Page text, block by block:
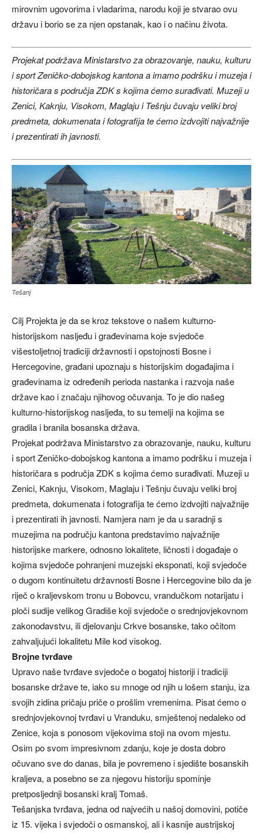
mirovnim ugovorima i vladarima, narodu koji je stvarao ovu
državu i borio se za njen opstanak, kao i o načinu života.
Projekat podržava Ministarstvo za obrazovanje, nauku, kulturu
i sport Zeničko-dobojskog kantona a imamo podršku i muzeja i
historičara s područja ZDK s kojima ćemo surađivati. Muzeji u
Zenici, Kaknju, Visokom, Maglaju i Tešnju čuvaju veliki broj
predmeta, dokumenata i fotografija te ćemo izdvojiti najvažnije
i prezentirati ih javnosti.
Tešanj
Cilj Projekta je da se kroz tekstove o našem kulturno-
historijskom nasljeđu i građevinama koje svjedoče
višestoljetnoj tradiciji državnosti i opstojnosti Bosne i
Hercegovine, građani upoznaju s historijskim događajima i
građevinama iz određenih perioda nastanka i razvoja naše
države kao i značaju njihovog očuvanja. To je dio našeg
kulturno-historijskog nasljeđa, to su temelji na kojima se
gradila i branila bosanska država.
Projekat podržava Ministarstvo za obrazovanje, nauku, kulturu
i sport Zeničko-dobojskog kantona a imamo podršku i muzeja i
historičara s područja ZDK s kojima ćemo surađivati. Muzeji u
Zenici, Kaknju, Visokom, Maglaju i Tešnju čuvaju veliki broj
predmeta, dokumenata i fotografija te ćemo izdvojiti najvažnije
i prezentirati ih javnosti. Namjera nam je da u saradnji s
muzejima na području kantona predstavimo najvažnije
historijske markere, odnosno lokalitete, ličnosti i događaje o
kojima svjedoče pohranjeni muzejski eksponati, koji svjedoče
o dugom kontinuitetu državnosti Bosne i Hercegovine bilo da je
riječ o kraljevskom tronu u Bobovcu, vrandučkom notarijatu i
ploči sudije velikog Gradiše koji svjedoče o srednjovjekovnom
zakonodavstvu, ili djelovanju Crkve bosanske, tako očitom
zahvaljujući lokalitetu Mile kod visokog.
Brojne tvrđave
Upravo naše tvrđave svjedoče o bogatoj historiji i tradiciji
bosanske države te, iako su mnoge od njih u lošem stanju, iza
svojih zidina pričaju priče o prošlim vremenima. Pisat ćemo o
srednjovjekovnoj tvrđavi u Vranduku, smještenoj nedaleko od
Zenice, koja s ponosom vijekovima stoji na ovom mjestu.
Osim po svom impresivnom zdanju, koje je dosta dobro
očuvano sve do danas, bila je povremeno i sjedište bosanskih
kraljeva, a posebno se za njegovu historiju spominje
pretposljednji bosanski kralj Tomaš.
Tešanjska tvrđava, jedna od najvećih u našoj domovini, potiče
iz 15. vijeka i svjedoči o osmanskoj, ali i kasnije austrijskoj